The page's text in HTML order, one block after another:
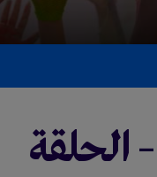
الحلقة